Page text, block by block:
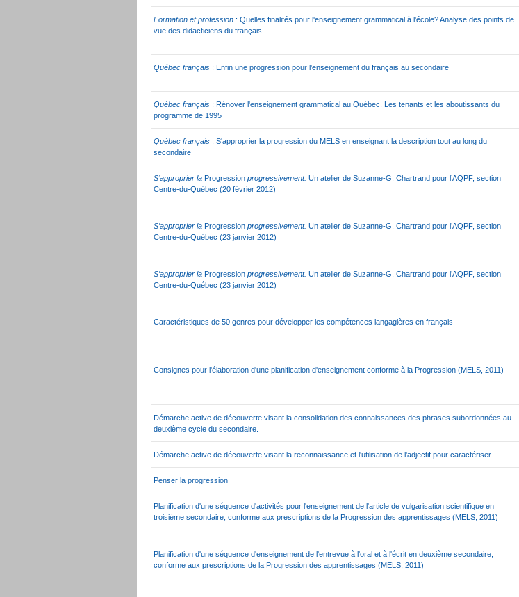
Formation et profession : Quelles finalités pour l'enseignement grammatical à l'école? Analyse des points de
vue des didacticiens du français
Québec français : Enfin une progression pour l'enseignement du français au secondaire
Québec français : Rénover l'enseignement grammatical au Québec. Les tenants et les aboutissants du
programme de 1995
Québec français : S'approprier la progression du MELS en enseignant la description tout au long du
secondaire
S’approprier la Progression progressivement. Un atelier de Suzanne-G. Chartrand pour l’AQPF, section
Centre-du-Québec (20 février 2012)
S’approprier la Progression progressivement. Un atelier de Suzanne-G. Chartrand pour l’AQPF, section
Centre-du-Québec (23 janvier 2012)
S’approprier la Progression progressivement. Un atelier de Suzanne-G. Chartrand pour l’AQPF, section
Centre-du-Québec (23 janvier 2012)
Caractéristiques de 50 genres pour développer les compétences langagières en français
Consignes pour l'élaboration d'une planification d'enseignement conforme à la Progression (MELS, 2011)
Démarche active de découverte visant la consolidation des connaissances des phrases subordonnées au
deuxième cycle du secondaire.
Démarche active de découverte visant la reconnaissance et l'utilisation de l'adjectif pour caractériser.
Penser la progression
Planification d'une séquence d'activités pour l'enseignement de l'article de vulgarisation scientifique en
troisième secondaire, conforme aux prescriptions de la Progression des apprentissages (MELS, 2011)
Planification d'une séquence d'enseignement de l'entrevue à l'oral et à l'écrit en deuxième secondaire,
conforme aux prescriptions de la Progression des apprentissages (MELS, 2011)